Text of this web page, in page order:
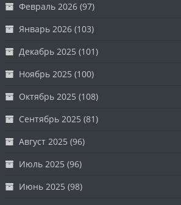
Февраль 2026 (97)
Январь 2026 (103)
Декабрь 2025 (101)
Ноябрь 2025 (100)
Октябрь 2025 (108)
Сентябрь 2025 (81)
Август 2025 (96)
Июль 2025 (96)
Июнь 2025 (98)